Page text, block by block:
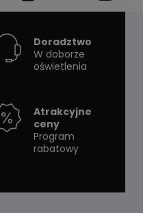
Doradztwo
W doborze
oświetlenia
Atrakcyjne
ceny
Program
rabatowy